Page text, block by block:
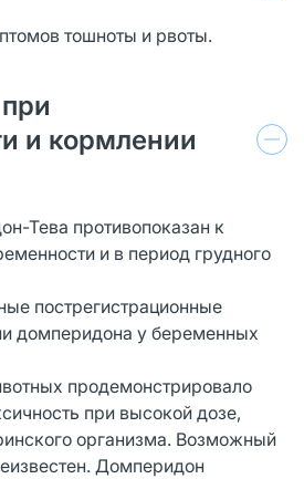
тошноты и рвоты.
и кормлении
Тева противопоказан к
и в период грудного
пострегистрационные
домперидона у беременных
продемонстрировало
при высокой дозе,
организма. Возможный
Домперидон